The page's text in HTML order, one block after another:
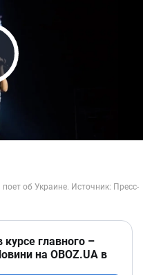
Video
главного –
на OBOZ.UA в